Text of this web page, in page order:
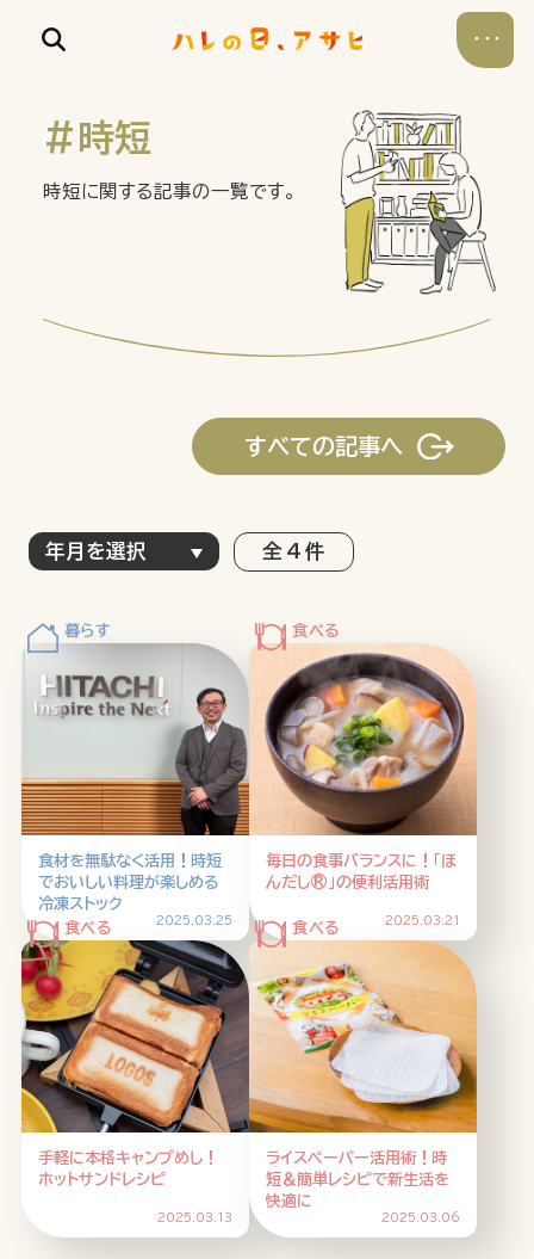
考える
特集記事 アサヒの人 歴史
夏のビール特集2025 ビール
お酒との付き合い方 ウイスキー
大阪・関西万博 浅草特集2025
おでかけ 池波正太郎 浅草 レシピ
みんなで乾杯 アサヒのひと図鑑
特別なおやつ時間 ノンアル
スマホ写真
HOME ABOUT ARTICLE
#時短
時短に関する記事の一覧です。
全 4 件
すべての記事へ
食材を無駄なく活用！時短
でおいしい料理が楽しめる
冷凍ストック
2025.03.25
毎日の食事バランスに！「ほ
んだし®」の便利活用術
2025.03.21
手軽に本格キャンプめし！
ホットサンドレシピ
2025.03.13
ライスペーパー活用術！時
短＆簡単レシピで新生活を
快適に
2025.03.06